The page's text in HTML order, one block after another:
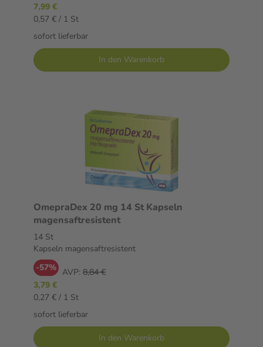
7,99 €
0,57 € / 1 St
sofort lieferbar
In den Warenkorb
OmepraDex 20 mg 14 St Kapseln
magensaftresistent
14 St
Kapseln magensaftresistent
-57% AVP: 8,84 €
3,79 €
0,27 € / 1 St
sofort lieferbar
In den Warenkorb